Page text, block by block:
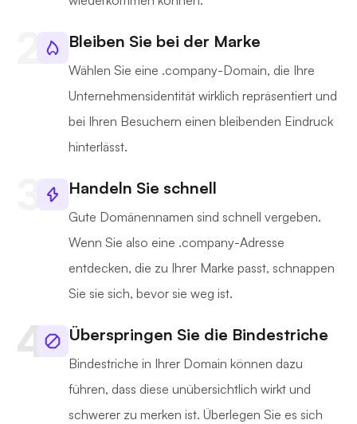
Bleiben Sie bei der Marke
Wählen Sie eine .company-Domain, die Ihre
Unternehmensidentität wirklich repräsentiert und
bei Ihren Besuchern einen bleibenden Eindruck
hinterlässt.
Handeln Sie schnell
Gute Domänennamen sind schnell vergeben.
Wenn Sie also eine .company-Adresse
entdecken, die zu Ihrer Marke passt, schnappen
Sie sie sich, bevor sie weg ist.
Überspringen Sie die Bindestriche
Bindestriche in Ihrer Domain können dazu
führen, dass diese unübersichtlich wirkt und
schwerer zu merken ist. Überlegen Sie es sich